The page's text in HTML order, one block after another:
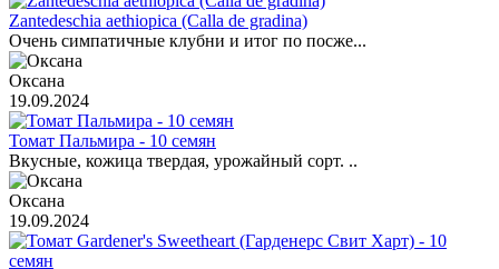
Zantedeschia aethiopica (Calla de gradina)
Очень симпатичные клубни и итог по посже...
Оксана
19.09.2024
Томат Пальмира - 10 семян
Вкусные, кожица твердая, урожайный сорт. ..
Оксана
19.09.2024